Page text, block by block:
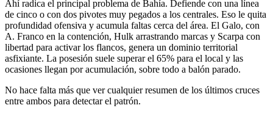
Ahí radica el principal problema de Bahía. Defiende con una línea
de cinco o con dos pivotes muy pegados a los centrales. Eso le quita
profundidad ofensiva y acumula faltas cerca del área. El Galo, con
A. Franco en la contención, Hulk arrastrando marcas y Scarpa con
libertad para activar los flancos, genera un dominio territorial
asfixiante. La posesión suele superar el 65% para el local y las
ocasiones llegan por acumulación, sobre todo a balón parado.
No hace falta más que ver cualquier resumen de los últimos cruces
entre ambos para detectar el patrón.